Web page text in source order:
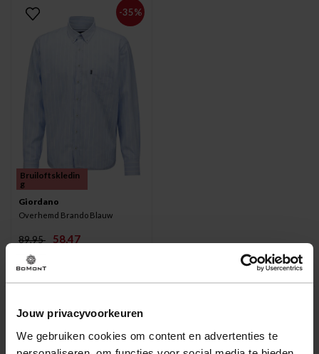
Jouw privacyvoorkeuren
We gebruiken cookies om content en advertenties te
-35%
Bruiloftskledin
g
Giordano
Overhemd Brando Blauw
89,95 58,47